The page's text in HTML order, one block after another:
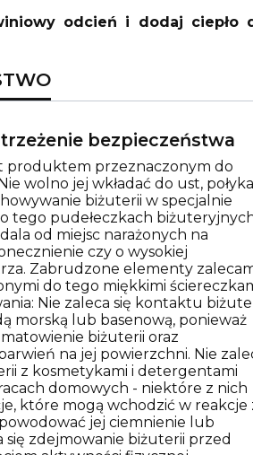
odcień i dodaj ciepło
bezpieczeństwa
produktem przeznaczonym do
wolno jej wkładać do ust,
biżuterii w specjalnie
tego pudełeczkach
od miejsc narażonych na
czy o wysokiej
Zabrudzone elementy
do tego miękkimi
Nie zaleca się kontaktu
morską lub basenową, ponieważ
biżuterii oraz
na jej powierzchni. Nie
z kosmetykami i detergentami
domowych - niektóre z nich
które mogą wchodzić w reakcje
jej ciemnienie lub
się zdejmowanie biżuterii przed